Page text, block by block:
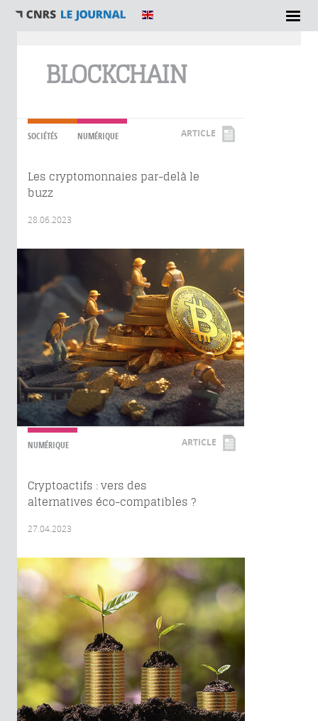
BLOCKCHAIN
SOCIÉTÉS NUMÉRIQUE ARTICLE
Les cryptomonnaies par-delà le
buzz
28.06.2023
NUMÉRIQUE ARTICLE
Cryptoactifs : vers des
alternatives éco-compatibles ?
27.04.2023